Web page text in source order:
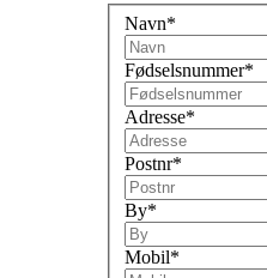
Navn*
Fødselsnummer*
Adresse*
Postnr*
By*
Mobil*